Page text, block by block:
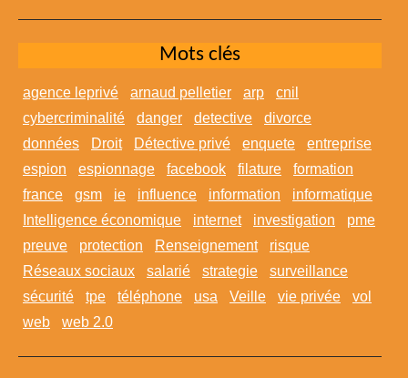
Mots clés
agence leprivé arnaud pelletier arp
cnil
cybercriminalité
danger detective
divorce
données
Droit Détective privé enquete
entreprise
espion
espionnage facebook filature
formation
france
gsm ie influence information
informatique
Intelligence économique
internet investigation
pme
preuve
protection Renseignement
risque
Réseaux sociaux
salarié strategie
surveillance
sécurité
tpe téléphone usa Veille vie privée
vol
web
web 2.0